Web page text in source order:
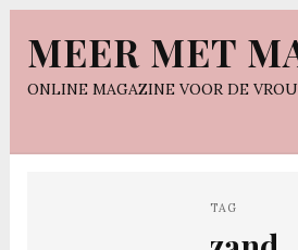
MEER MET
ONLINE MAGAZINE VOOR DE
TAG